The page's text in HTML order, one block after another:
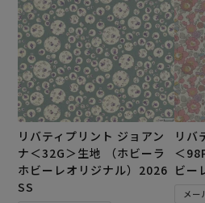
リバティプリント ジョアン
ナ＜32G＞生地 （ホビーラ
ホビーレオリジナル）2026
SS
リバ
＜
ビー
メー